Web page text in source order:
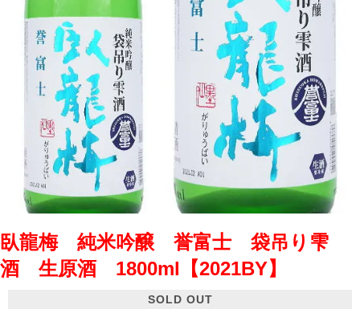
臥龍梅 純米吟醸 誉富士 袋吊り雫
酒 生原酒 1800ml【2021BY】
SOLD OUT